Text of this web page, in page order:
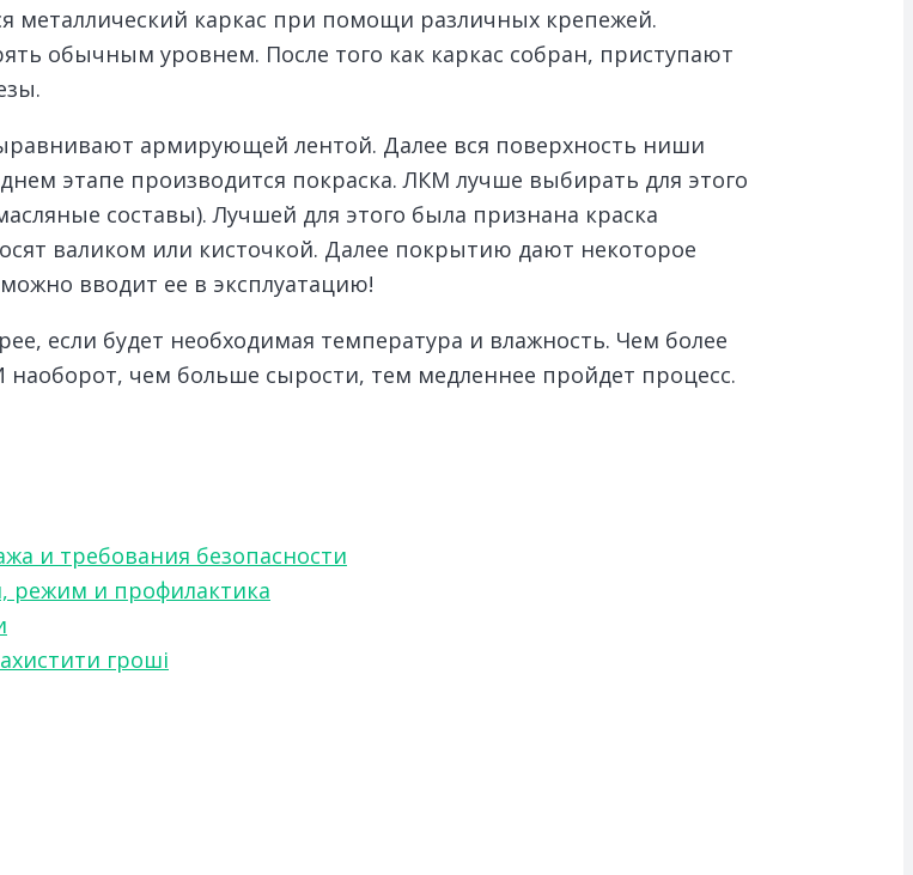
металлический каркас при помощи различных крепежей.
обычным уровнем. После того как каркас собран, приступают
армирующей лентой. Далее вся поверхность ниши
этапе производится покраска. ЛКМ лучше выбирать для этого
составы). Лучшей для этого была признана краска
валиком или кисточкой. Далее покрытию дают некоторое
вводит ее в эксплуатацию!
если будет необходимая температура и влажность. Чем более
чем больше сырости, тем медленнее пройдет процесс.
и требования безопасности
режим и профилактика
гроші